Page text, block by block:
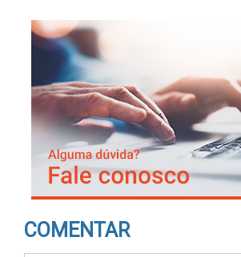
COMENTAR